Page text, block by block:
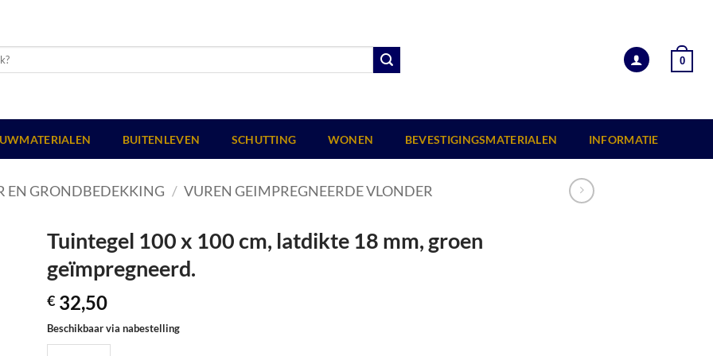
0
BUITENLEVEN SCHUTTING WONEN BEVESTIGINGSMATERIALEN INFORMATIE
EN GRONDBEDEKKING / VUREN GEIMPREGNEERDE VLONDER
Tuintegel 100 x 100 cm, latdikte 18 mm, groen
geïmpregneerd.
€ 32,50
Beschikbaar via nabestelling